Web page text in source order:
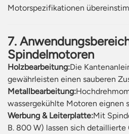
Motorspezifikationen
7.
Spindelmotoren
Holzbearbeitung:Die
gewährleisten einen sauberen
Metallbearbeitung:
wassergekühlte Motoren eignen
Werbung & Leiterplatte:Mit
B. 800 W) lassen sich detaillierte